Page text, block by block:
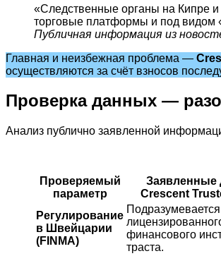
«Следственные органы на Кипре
торговые платформы и под видом
Публичная информация из
Главная и неизбежная проблема —
осуществляются за счёт взносов
Проверка данных —
Анализ публично заявленной
Проверяемый
параметр
Заявленные
Crescent
Регулирование
в Швейцарии
(FINMA)
Подразумевается
финансового
траста.